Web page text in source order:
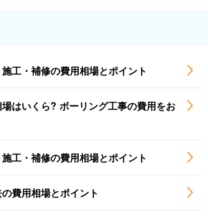
工・補修の費用相場とポイント
はいくら? ボーリング工事の費用をお
工・補修の費用相場とポイント
費用相場とポイント